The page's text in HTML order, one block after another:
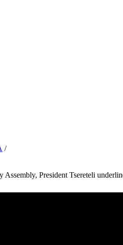
/
President Tsereteli